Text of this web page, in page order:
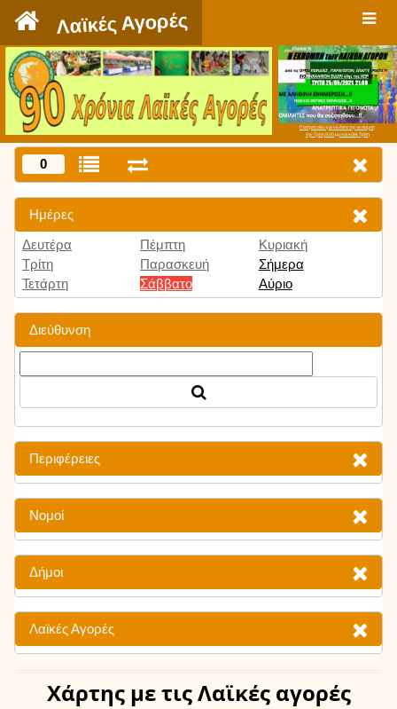
Λαϊκές Αγορές
Πατήστε εδώ για να δείτε την εκπομπή
την Τρίτη 9:00 μμ και κάθε Τρίτη
0
Ημέρες
Δευτέρα
Τρίτη
Τετάρτη
Πέμπτη
Παρασκευή
Σάββατο
Κυριακή
Σήμερα
Αύριο
Διεύθυνση
Περιφέρειες
Νομοί
Δήμοι
Λαϊκές Αγορές
Χάρτης με τις Λαϊκές αγορές